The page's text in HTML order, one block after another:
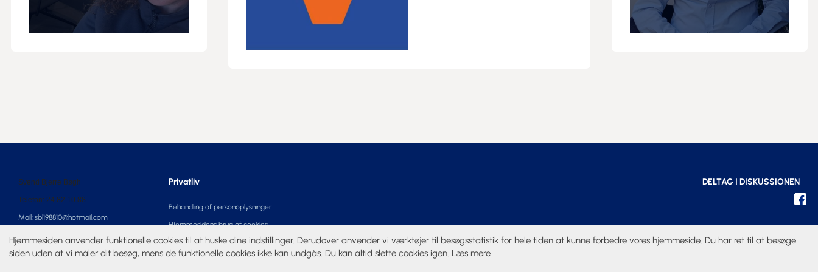
Hjemmesiden anvender funktionelle cookies til at huske dine indstillinger. Derudover anvender vi værktøjer til besøgsstatistik for hele tiden at kunne forbedre vores hjemmeside. Du har ret til at besøge
siden uden at vi måler dit besøg, mens de funktionelle cookies ikke kan undgås. Du kan altid slette cookies igen. Læs mere
Svend Bjerre Bøgh
Telefon: 24 82 10 88
Mail: sbl198810@hotmail.com
Privatliv
Behandling af personoplysninger
Hjemmesidens brug af cookies
DELTAG I DISKUSSIONEN